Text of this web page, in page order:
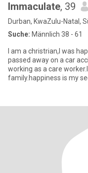
Immaculate, 39
Durban, KwaZulu-Natal,
Suche: Männlich 38 - 61
I am a christrian,I was
passed away on a car
working as a care
family.happiness is my